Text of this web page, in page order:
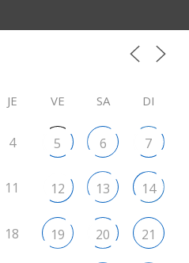
JE VE SA DI
4 5 6 7
11 12 13 14
18 19 20 21